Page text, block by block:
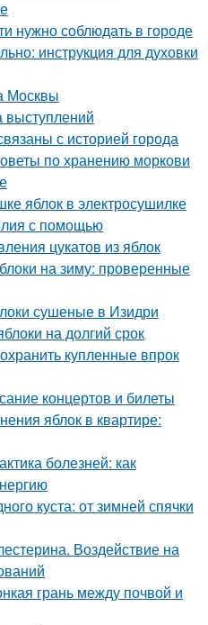
нужно соблюдать в городе
инструкция для духовки
Москвы
с историей города
по хранению моркови
яблок в электросушилке
с помощью
цукатов из яблок
на зиму: проверенные
сушеные в Изидри
на долгий срок
купленные впрок
концертов и билеты
яблок в квартире:
болезней: как
куста: от зимней спячки
Воздействие на
грань между почвой и